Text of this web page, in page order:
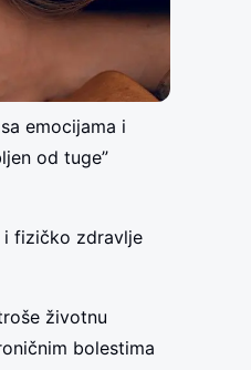
emocijama i
od tuge”
i fizičko zdravlje
životnu
bolestima